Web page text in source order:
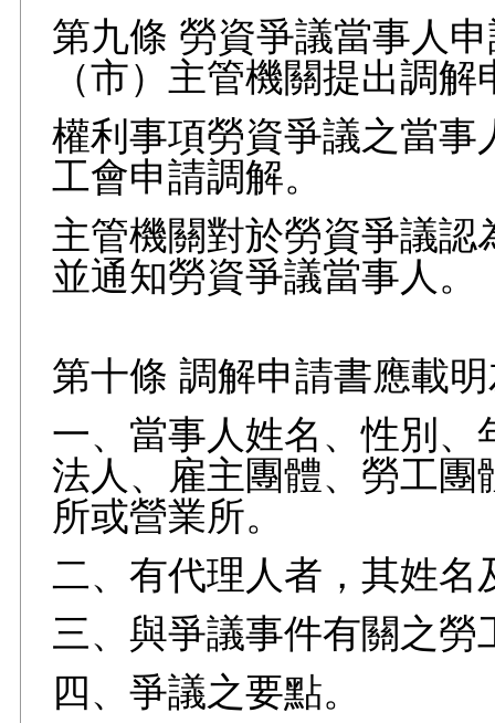
第九條 勞資爭議當事人
（市）主管機關提出調解
權利事項勞資爭議之當
工會申請調解。
主管機關對於勞資爭議
並通知勞資爭議當事人。
第十條 調解申請書應載
一、當事人姓名、性別
法人、雇主團體、勞工
所或營業所。
二、有代理人者，其姓名
三、與爭議事件有關之勞
四、爭議之要點。